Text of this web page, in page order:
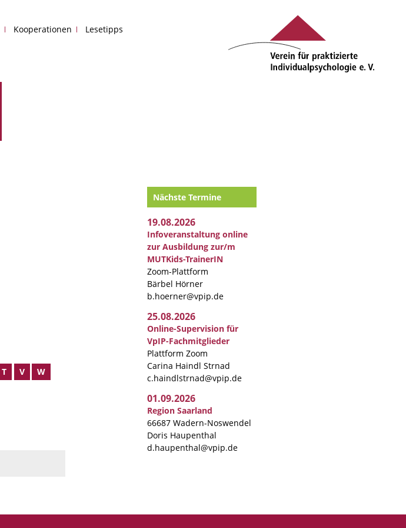
Kooperationen Lesetipps
T V
W
Nächste Termine
19.08.2026
Infoveranstaltung online
zur Ausbildung zur/m
MUTKids-TrainerIN
Zoom-Plattform
Bärbel Hörner
b.hoerner@vpip.de
25.08.2026
Online-Supervision für
VpIP-Fachmitglieder
Plattform Zoom
Carina Haindl Strnad
c.haindlstrnad@vpip.de
01.09.2026
Region Saarland
66687 Wadern-Noswendel
Doris Haupenthal
d.haupenthal@vpip.de